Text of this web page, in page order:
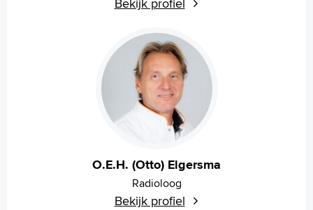
O.E.H. (Otto) Elgersma
Radioloog
Bekijk profiel